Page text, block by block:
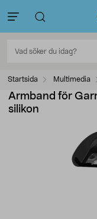
Startsida Multimedia
Armband för
silikon